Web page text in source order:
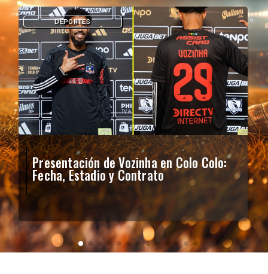
Presentación de Vozinha en Colo Colo:
Fecha, Estadio y Contrato
DEPORTES